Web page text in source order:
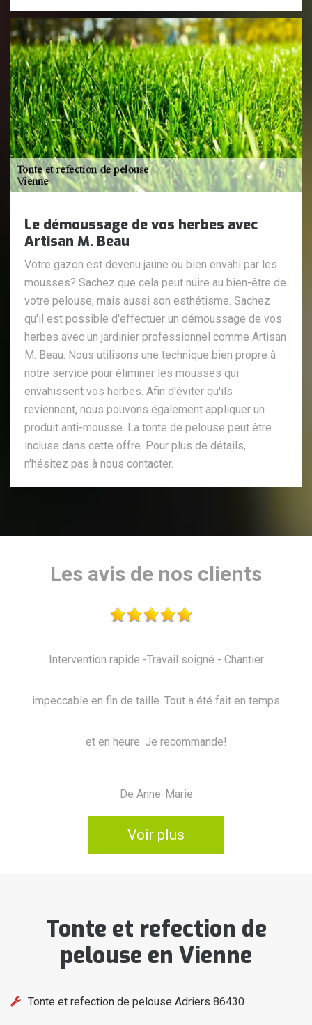
Le démoussage de vos herbes avec
Artisan M. Beau
Votre gazon est devenu jaune ou bien envahi par les
mousses? Sachez que cela peut nuire au bien-être de
votre pelouse, mais aussi son esthétisme. Sachez
qu'il est possible d'effectuer un démoussage de vos
herbes avec un jardinier professionnel comme Artisan
M. Beau. Nous utilisons une technique bien propre à
notre service pour éliminer les mousses qui
envahissent vos herbes. Afin d'éviter qu'ils
reviennent, nous pouvons également appliquer un
produit anti-mousse. La tonte de pelouse peut être
incluse dans cette offre. Pour plus de détails,
n'hésitez pas à nous contacter.
Les avis de nos clients
- Chantier
été fait en temps
Je recommande, au top !!
Voir plus
Tonte et refection de
pelouse en Vienne
Tonte et refection de pelouse Adriers 86430